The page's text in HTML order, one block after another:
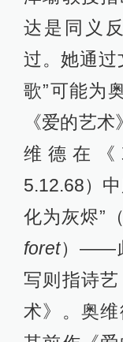
达是同义
过。她通过
歌”可能为
《爱的艺术
维德在
5.12.68）
化为灰烬”
foret）——
写则指诗
术》。奥